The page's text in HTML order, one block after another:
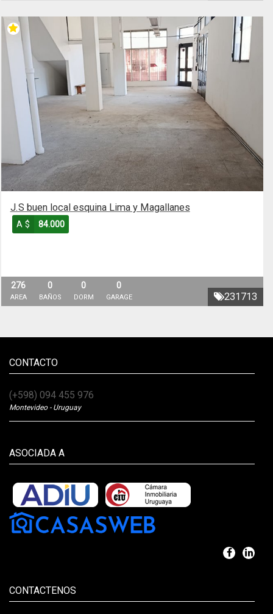
231713
J.S buen local esquina Lima y Magallanes
A $ 84.000
276
AREA
0
BAÑOS
0
DORM
0
GARAGE
CONTACTO
(+598) 094 455 976
Montevideo - Uruguay
ASOCIADA A
CONTACTENOS